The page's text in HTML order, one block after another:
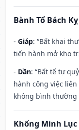
Bành Tổ Bách
- Giáp: “Bất khai
tiến hành mở kho
- Dần: “Bất tế tự
hành công việc
không bình thường
Khổng Minh Lục